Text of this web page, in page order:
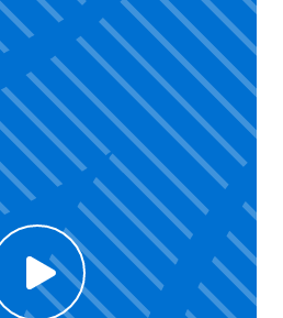
cookies and see content